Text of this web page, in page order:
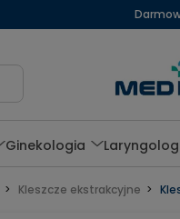
Ginekologia
Kleszcze ekstrakcyjne